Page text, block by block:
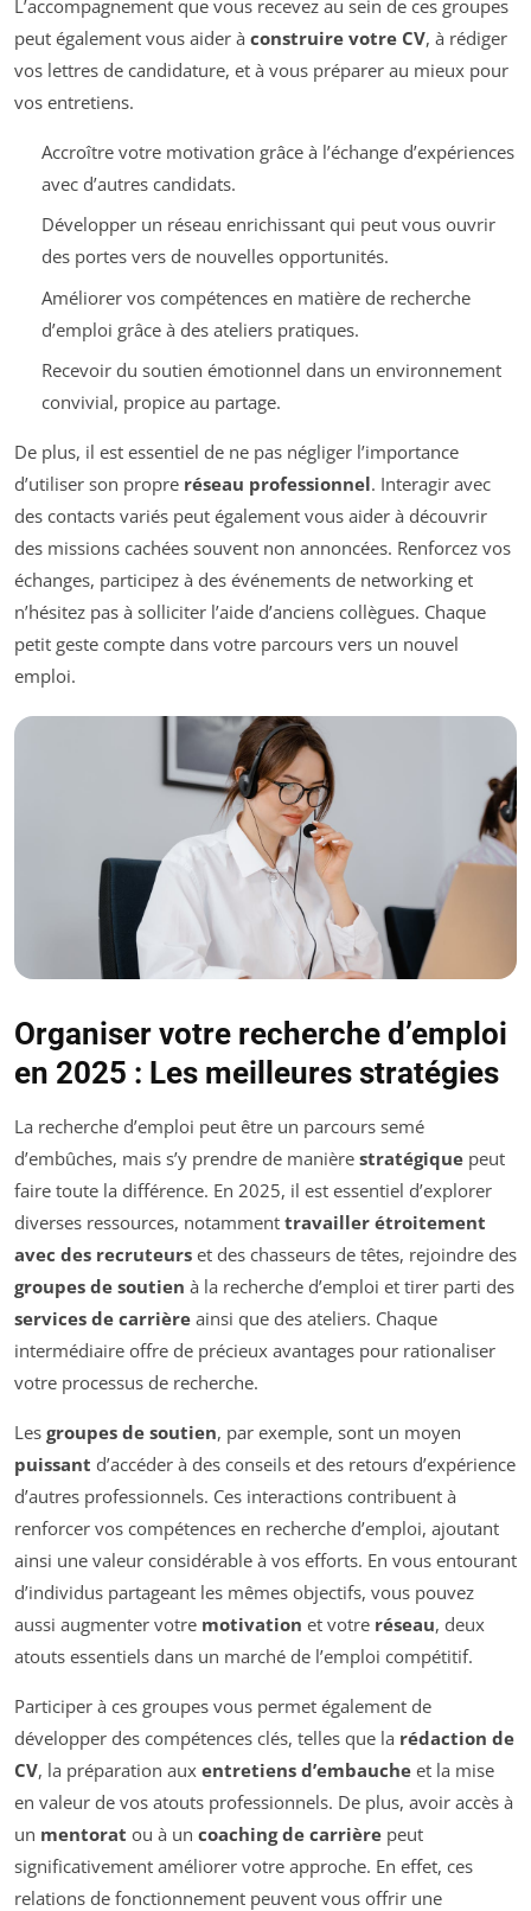
L’accompagnement que vous recevez au sein de ces groupes
peut également vous aider à construire votre CV, à rédiger
vos lettres de candidature, et à vous préparer au mieux pour
vos entretiens.
Accroître votre motivation grâce à l’échange d’expériences
avec d’autres candidats.
Développer un réseau enrichissant qui peut vous ouvrir
des portes vers de nouvelles opportunités.
Améliorer vos compétences en matière de recherche
d’emploi grâce à des ateliers pratiques.
Recevoir du soutien émotionnel dans un environnement
convivial, propice au partage.
De plus, il est essentiel de ne pas négliger l’importance
d’utiliser son propre réseau professionnel. Interagir avec
des contacts variés peut également vous aider à découvrir
des missions cachées souvent non annoncées. Renforcez vos
échanges, participez à des événements de networking et
n’hésitez pas à solliciter l’aide d’anciens collègues. Chaque
petit geste compte dans votre parcours vers un nouvel
emploi.
Organiser votre recherche d’emploi
en 2025 : Les meilleures stratégies
La recherche d’emploi peut être un parcours semé
d’embûches, mais s’y prendre de manière stratégique peut
faire toute la différence. En 2025, il est essentiel d’explorer
diverses ressources, notamment travailler étroitement
avec des recruteurs et des chasseurs de têtes, rejoindre des
groupes de soutien à la recherche d’emploi et tirer parti des
services de carrière ainsi que des ateliers. Chaque
intermédiaire offre de précieux avantages pour rationaliser
votre processus de recherche.
Les groupes de soutien, par exemple, sont un moyen
puissant d’accéder à des conseils et des retours d’expérience
d’autres professionnels. Ces interactions contribuent à
renforcer vos compétences en recherche d’emploi, ajoutant
ainsi une valeur considérable à vos efforts. En vous entourant
d’individus partageant les mêmes objectifs, vous pouvez
aussi augmenter votre motivation et votre réseau, deux
atouts essentiels dans un marché de l’emploi compétitif.
Participer à ces groupes vous permet également de
développer des compétences clés, telles que la rédaction de
CV, la préparation aux entretiens d’embauche et la mise
en valeur de vos atouts professionnels. De plus, avoir accès à
un mentorat ou à un coaching de carrière peut
significativement améliorer votre approche. En effet, ces
relations de fonctionnement peuvent vous offrir une